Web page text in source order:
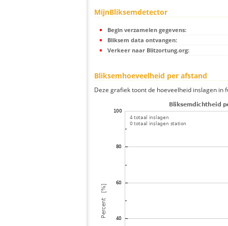
MijnBliksemdetector
Begin verzamelen gegevens:
Bliksem data ontvangen:
Verkeer naar Blitzortung.org:
Bliksemhoeveelheid per afstand
Deze grafiek toont de hoeveelheid inslagen in